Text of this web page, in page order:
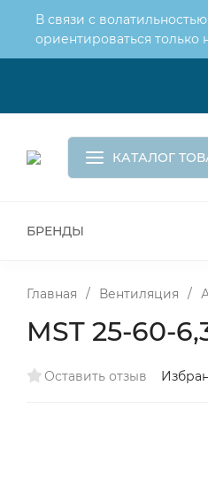
В связи с
ориентироваться только
Корзина
КАТАЛОГ
БРЕНДЫ
Главная / Вентиляция /
MST 25-60-
Оставить отзыв